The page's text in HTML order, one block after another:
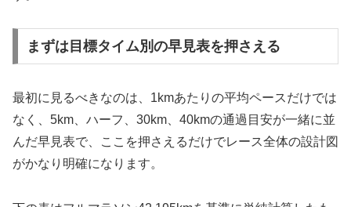
まずは目標タイム別の早見表を押さえる
最初に見るべきなのは、1kmあたりの平均ペースだけでは
なく、5km、ハーフ、30km、40kmの通過目安が一緒に並
んだ早見表で、ここを押さえるだけでレース全体の設計図
がかなり明確になります。